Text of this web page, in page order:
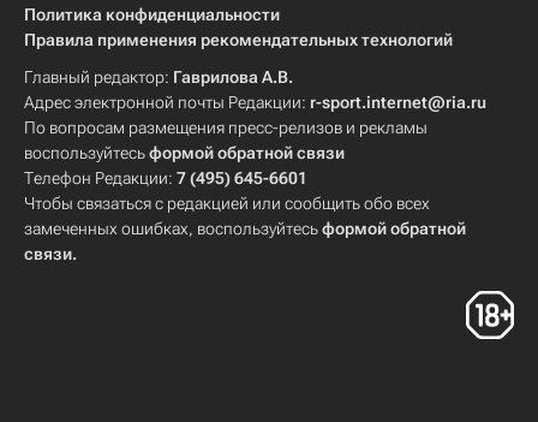
Политика конфиденциальности
Правила применения рекомендательных технологий
Главный редактор: Гаврилова А.В.
Адрес электронной почты Редакции: r-sport.internet@ria.ru
По вопросам размещения пресс-релизов и рекламы
воспользуйтесьформой обратной связи
Телефон Редакции: 7 (495) 645-6601
Чтобы связаться с редакцией или сообщить обо всех
замеченных ошибках, воспользуйтесьформой обратной
связи.